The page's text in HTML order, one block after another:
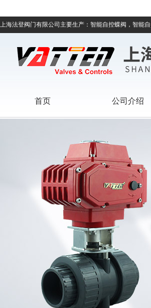
上海法登阀门有限公司主要生产：智能自控蝶阀，智能
首页 公司介绍